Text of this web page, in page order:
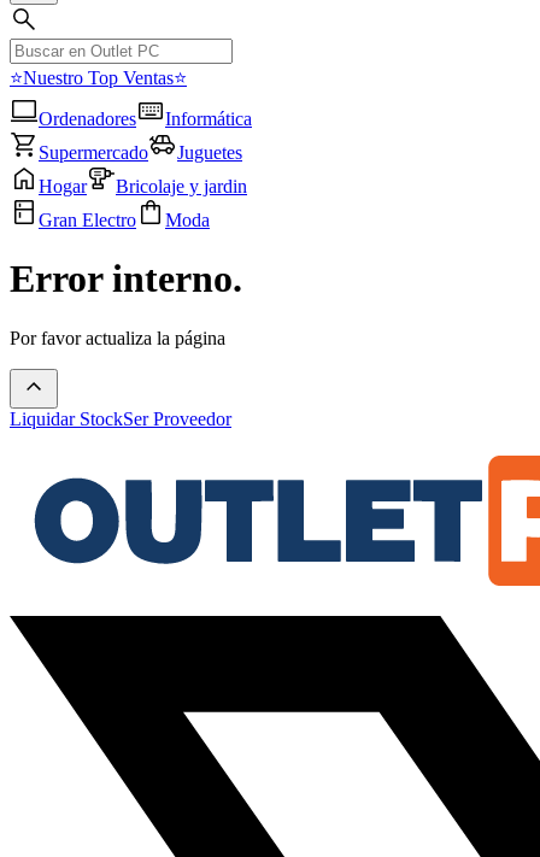
⭐Nuestro Top Ventas⭐
Ordenadores
Informática
Supermercado
Juguetes
Hogar
Bricolaje y jardin
Gran Electro
Moda
Error interno.
Por favor actualiza la página
Liquidar StockSer Proveedor